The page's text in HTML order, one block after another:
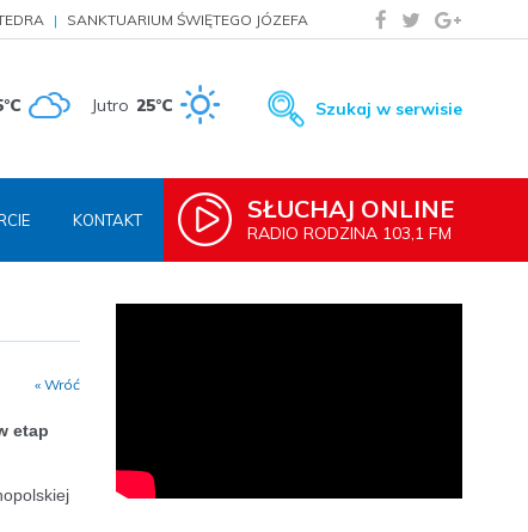
SANKTUARIUM ŚWIĘTEGO JÓZEFA
Jutro 25°C Szukaj w serwisie
SŁUCHAJ ONLINE
RADIO RODZINA 103,1 FM
KONTAKT
« Wróć
etap